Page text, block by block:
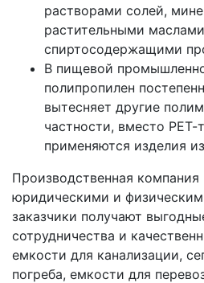
растворами солей,
растительными
спиртосодержащими
В пищевой
полипропилен
вытесняет другие
частности, вместо
применяются изделия
Производственная
юридическими и
заказчики получают
сотрудничества и
емкости для канализации,
погреба, емкости для